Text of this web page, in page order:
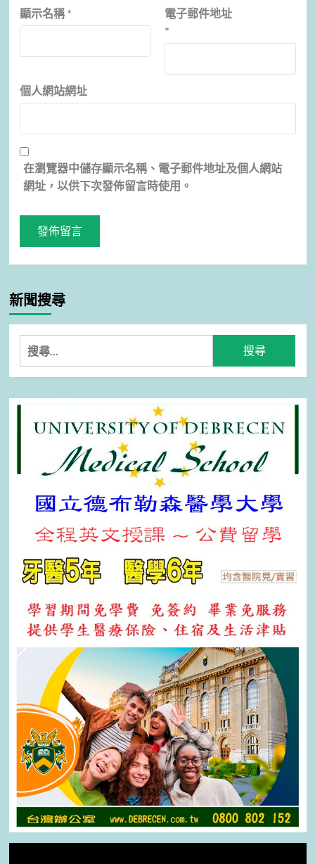
顯示名稱 *
電子郵件地址
*
個人網站網址
在瀏覽器中儲存顯示名稱、電子郵件地址及個人網站
網址，以供下次發佈留言時使用。
新聞搜尋
搜
尋
關
鍵